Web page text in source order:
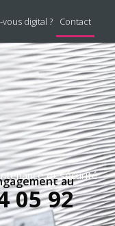
digital ? Contact
et sécurité
au
05 92